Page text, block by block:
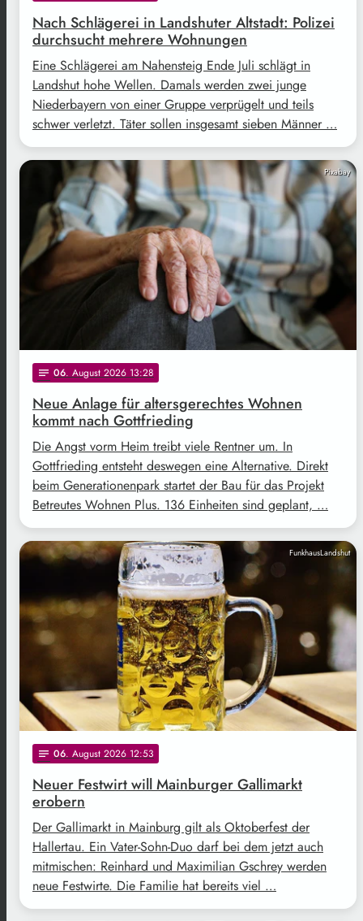
Nach Schlägerei in Landshuter Altstadt: Polizei
durchsucht mehrere Wohnungen
Eine Schlägerei am Nahensteig Ende Juli schlägt in
Landshut hohe Wellen. Damals werden zwei junge
Niederbayern von einer Gruppe verprügelt und teils
schwer verletzt. Täter sollen insgesamt sieben Männer …
Pixabay
notes 06. August 2026 13:28
Neue Anlage für altersgerechtes Wohnen
kommt nach Gottfrieding
Die Angst vorm Heim treibt viele Rentner um. In
Gottfrieding entsteht deswegen eine Alternative. Direkt
beim Generationenpark startet der Bau für das Projekt
Betreutes Wohnen Plus. 136 Einheiten sind geplant, …
FunkhausLandshut
notes 06. August 2026 12:53
Neuer Festwirt will Mainburger Gallimarkt
erobern
Der Gallimarkt in Mainburg gilt als Oktoberfest der
Hallertau. Ein Vater-Sohn-Duo darf bei dem jetzt auch
mitmischen: Reinhard und Maximilian Gschrey werden
neue Festwirte. Die Familie hat bereits viel …